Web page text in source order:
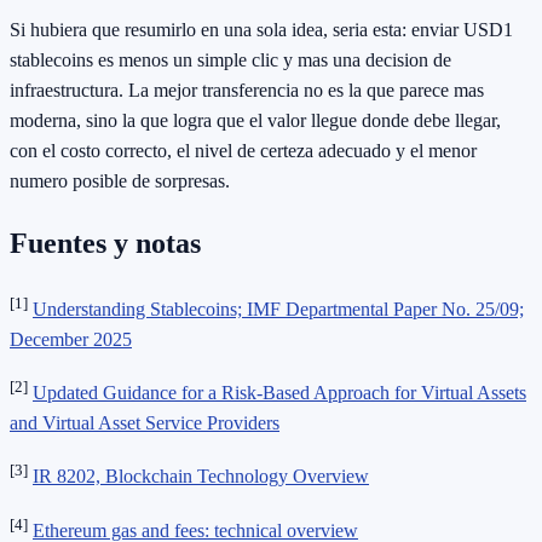
Si hubiera que resumirlo en una sola idea, seria esta: enviar USD1
stablecoins es menos un simple clic y mas una decision de
infraestructura. La mejor transferencia no es la que parece mas
moderna, sino la que logra que el valor llegue donde debe llegar,
con el costo correcto, el nivel de certeza adecuado y el menor
numero posible de sorpresas.
Fuentes y notas
[1] Understanding Stablecoins; IMF Departmental Paper No. 25/09;
December 2025
[2] Updated Guidance for a Risk-Based Approach for Virtual Assets
and Virtual Asset Service Providers
[3] IR 8202, Blockchain Technology Overview
[4] Ethereum gas and fees: technical overview